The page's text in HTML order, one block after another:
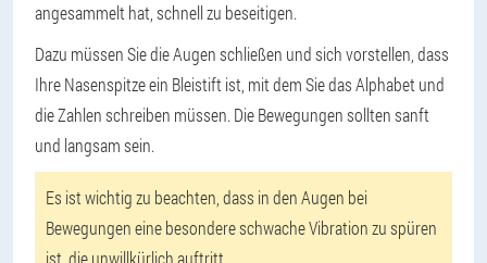
angesammelt hat, schnell zu beseitigen.
Dazu müssen Sie die Augen schließen und sich vorstellen, dass
Ihre Nasenspitze ein Bleistift ist, mit dem Sie das Alphabet und
die Zahlen schreiben müssen. Die Bewegungen sollten sanft
und langsam sein.
Es ist wichtig zu beachten, dass in den Augen bei
Bewegungen eine besondere schwache Vibration zu spüren
ist, die unwillkürlich auftritt.